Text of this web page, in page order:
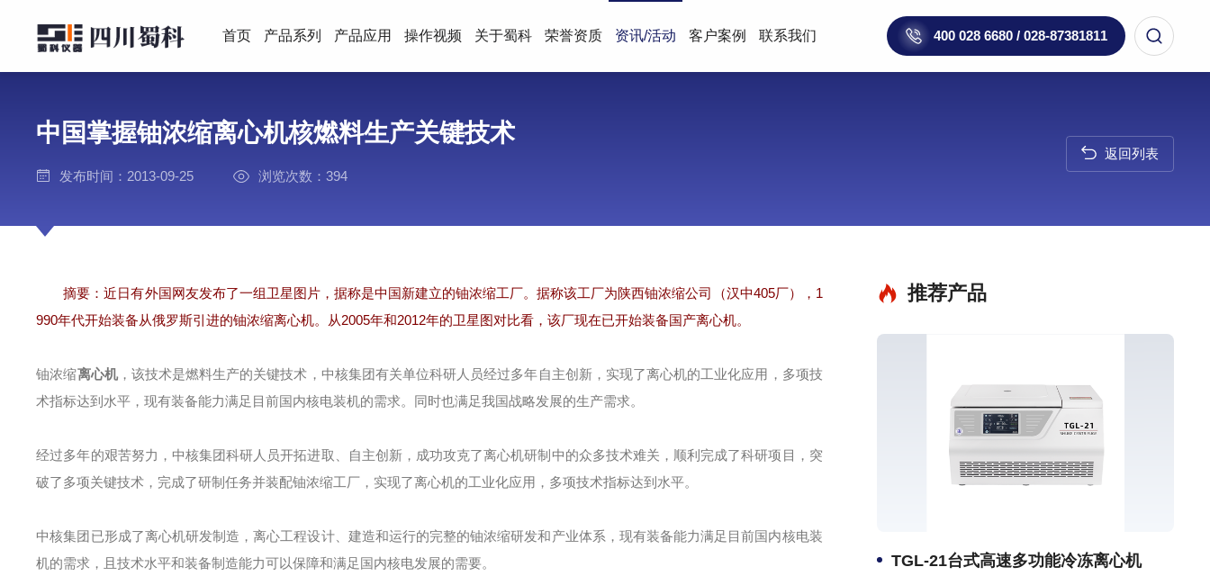
400 028 6680 / 028-87381811
首页 产品系列 产品应用 操作视频 关于蜀科 荣誉资质 资讯/活动 客户案例 联系我们
中国掌握铀浓缩离心机核燃料生产关键技术
发布时间：2013-09-25 浏览次数：394
返回列表
摘要：近日有外国网友发布了一组卫星图片，据称是中国新建立的铀浓缩工厂。据称该工厂为陕西铀浓缩公司（汉中405厂），1
990年代开始装备从俄罗斯引进的铀浓缩离心机。从2005年和2012年的卫星图对比看，该厂现在已开始装备国产离心机。
铀浓缩离心机，该技术是燃料生产的关键技术，中核集团有关单位科研人员经过多年自主创新，实现了离心机的工业化应用，多项技
术指标达到水平，现有装备能力满足目前国内核电装机的需求。同时也满足我国战略发展的生产需求。
经过多年的艰苦努力，中核集团科研人员开拓进取、自主创新，成功攻克了离心机研制中的众多技术难关，顺利完成了科研项目，突
破了多项关键技术，完成了研制任务并装配铀浓缩工厂，实现了离心机的工业化应用，多项技术指标达到水平。
中核集团已形成了离心机研发制造，离心工程设计、建造和运行的完整的铀浓缩研发和产业体系，现有装备能力满足目前国内核电装
机的需求，且技术水平和装备制造能力可以保障和满足国内核电发展的需要。
推荐产品
TGL-21台式高速多功能冷冻离心机